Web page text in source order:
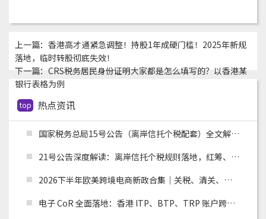
上一篇： 香港高才通紧急调整！持股1年成硬门槛！2025年新规
落地，临时转股彻底失效！
下一篇： CRS税务居民身份证明大家都是怎么填写的？以香港某
银行表格为例
top 热点资讯
国家税务总局15号公告（离岸信托个税配套）全文解读：申报主体、时间节点、追溯资料与跨境架构整改
21号公告深度解读：离岸信托个税规则落地，红筹、高净值架构迎来重大合规变革
2026下半年欧美跨境电商新政合集｜关税、清关、环保合规全面收紧，卖家如何应对？
电子 CoR 全面落地：香港 ITP、BTP、TRP 账户跨境税务合规实操指南